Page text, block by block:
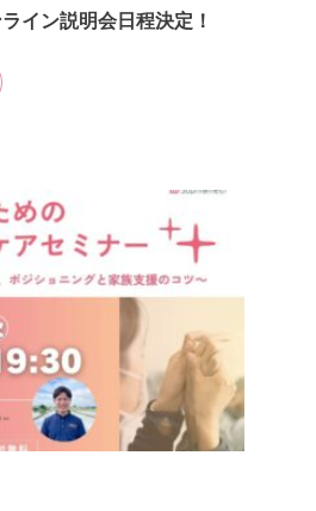
イン説明会日程決定！